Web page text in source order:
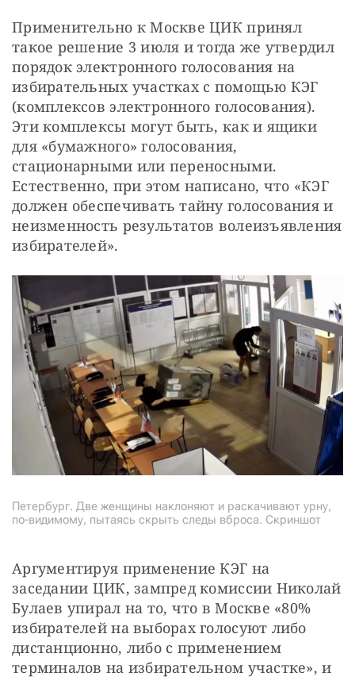
Применительно к Москве ЦИК принял
такое решение 3 июля и тогда же утвердил
порядок электронного голосования на
избирательных участках с помощью КЭГ
(комплексов электронного голосования).
Эти комплексы могут быть, как и ящики
для «бумажного» голосования,
стационарными или переносными.
Естественно, при этом написано, что «КЭГ
должен обеспечивать тайну голосования и
неизменность результатов волеизъявления
избирателей».
Петербург. Две женщины наклоняют и раскачивают урну,
по-видимому, пытаясь скрыть следы вброса. Скриншот
Аргументируя применение КЭГ на
заседании ЦИК, зампред комиссии Николай
Булаев упирал на то, что в Москве «80%
избирателей на выборах голосуют либо
дистанционно, либо с применением
терминалов на избирательном участке», и